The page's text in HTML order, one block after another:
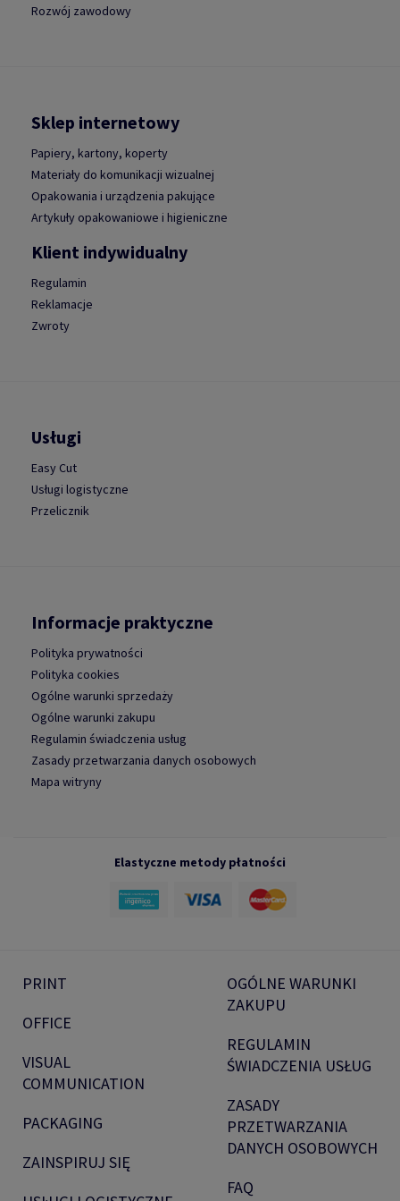
Rozwój zawodowy
Sklep internetowy
Papiery, kartony, koperty
Materiały do komunikacji wizualnej
Opakowania i urządzenia pakujące
Artykuły opakowaniowe i higieniczne
Klient indywidualny
Regulamin
Reklamacje
Zwroty
Usługi
Easy Cut
Usługi logistyczne
Przelicznik
Informacje praktyczne
Polityka prywatności
Polityka cookies
Ogólne warunki sprzedaży
Ogólne warunki zakupu
Regulamin świadczenia usług
Zasady przetwarzania danych osobowych
Mapa witryny
Elastyczne metody płatności
PRINT
OFFICE
VISUAL
COMMUNICATION
PACKAGING
ZAINSPIRUJ SIĘ
OGÓLNE WARUNKI
ZAKUPU
REGULAMIN
ŚWIADCZENIA USŁUG
ZASADY
PRZETWARZANIA
DANYCH OSOBOWYCH
FAQ